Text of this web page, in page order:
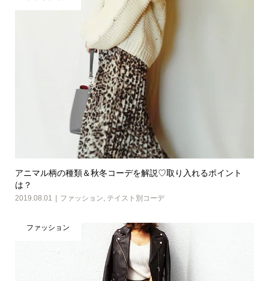
アニマル柄の種類＆秋冬コーデを解説♡取り入れるポイント
は？
2019.08.01 ファッション テイスト別コーデ
ファッション